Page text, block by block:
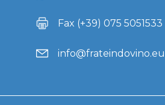
Fax (+39) 075 5051533
info@frateindovino.eu